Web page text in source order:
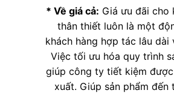
* Về giá cả: Giá ưu đãi cho
thân thiết luôn là một
khách hàng hợp tác lâu dài
Việc tối ưu hóa quy trình
giúp công ty tiết kiệm
xuất. Giúp sản phẩm đến